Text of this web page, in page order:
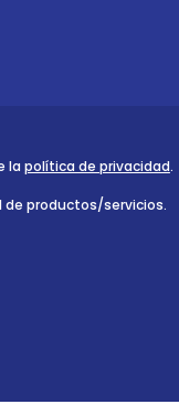
la política de privacidad.
de productos/servicios.